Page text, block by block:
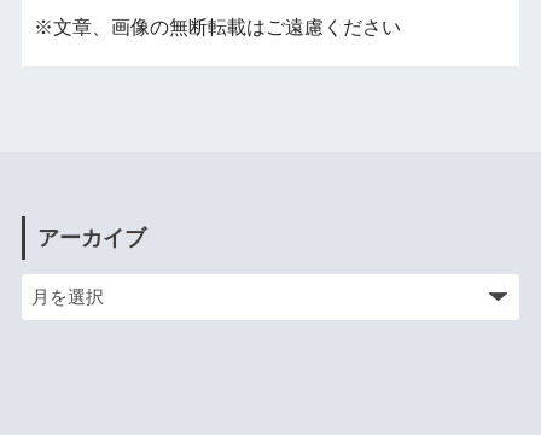
※文章、画像の無断転載はご遠慮ください
アーカイブ